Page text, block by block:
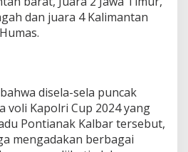
dan juara 4 Kalimantan
disela-sela puncak
voli Kapolri Cup 2024 yang
Pontianak Kalbar tersebut,
mengadakan berbagai